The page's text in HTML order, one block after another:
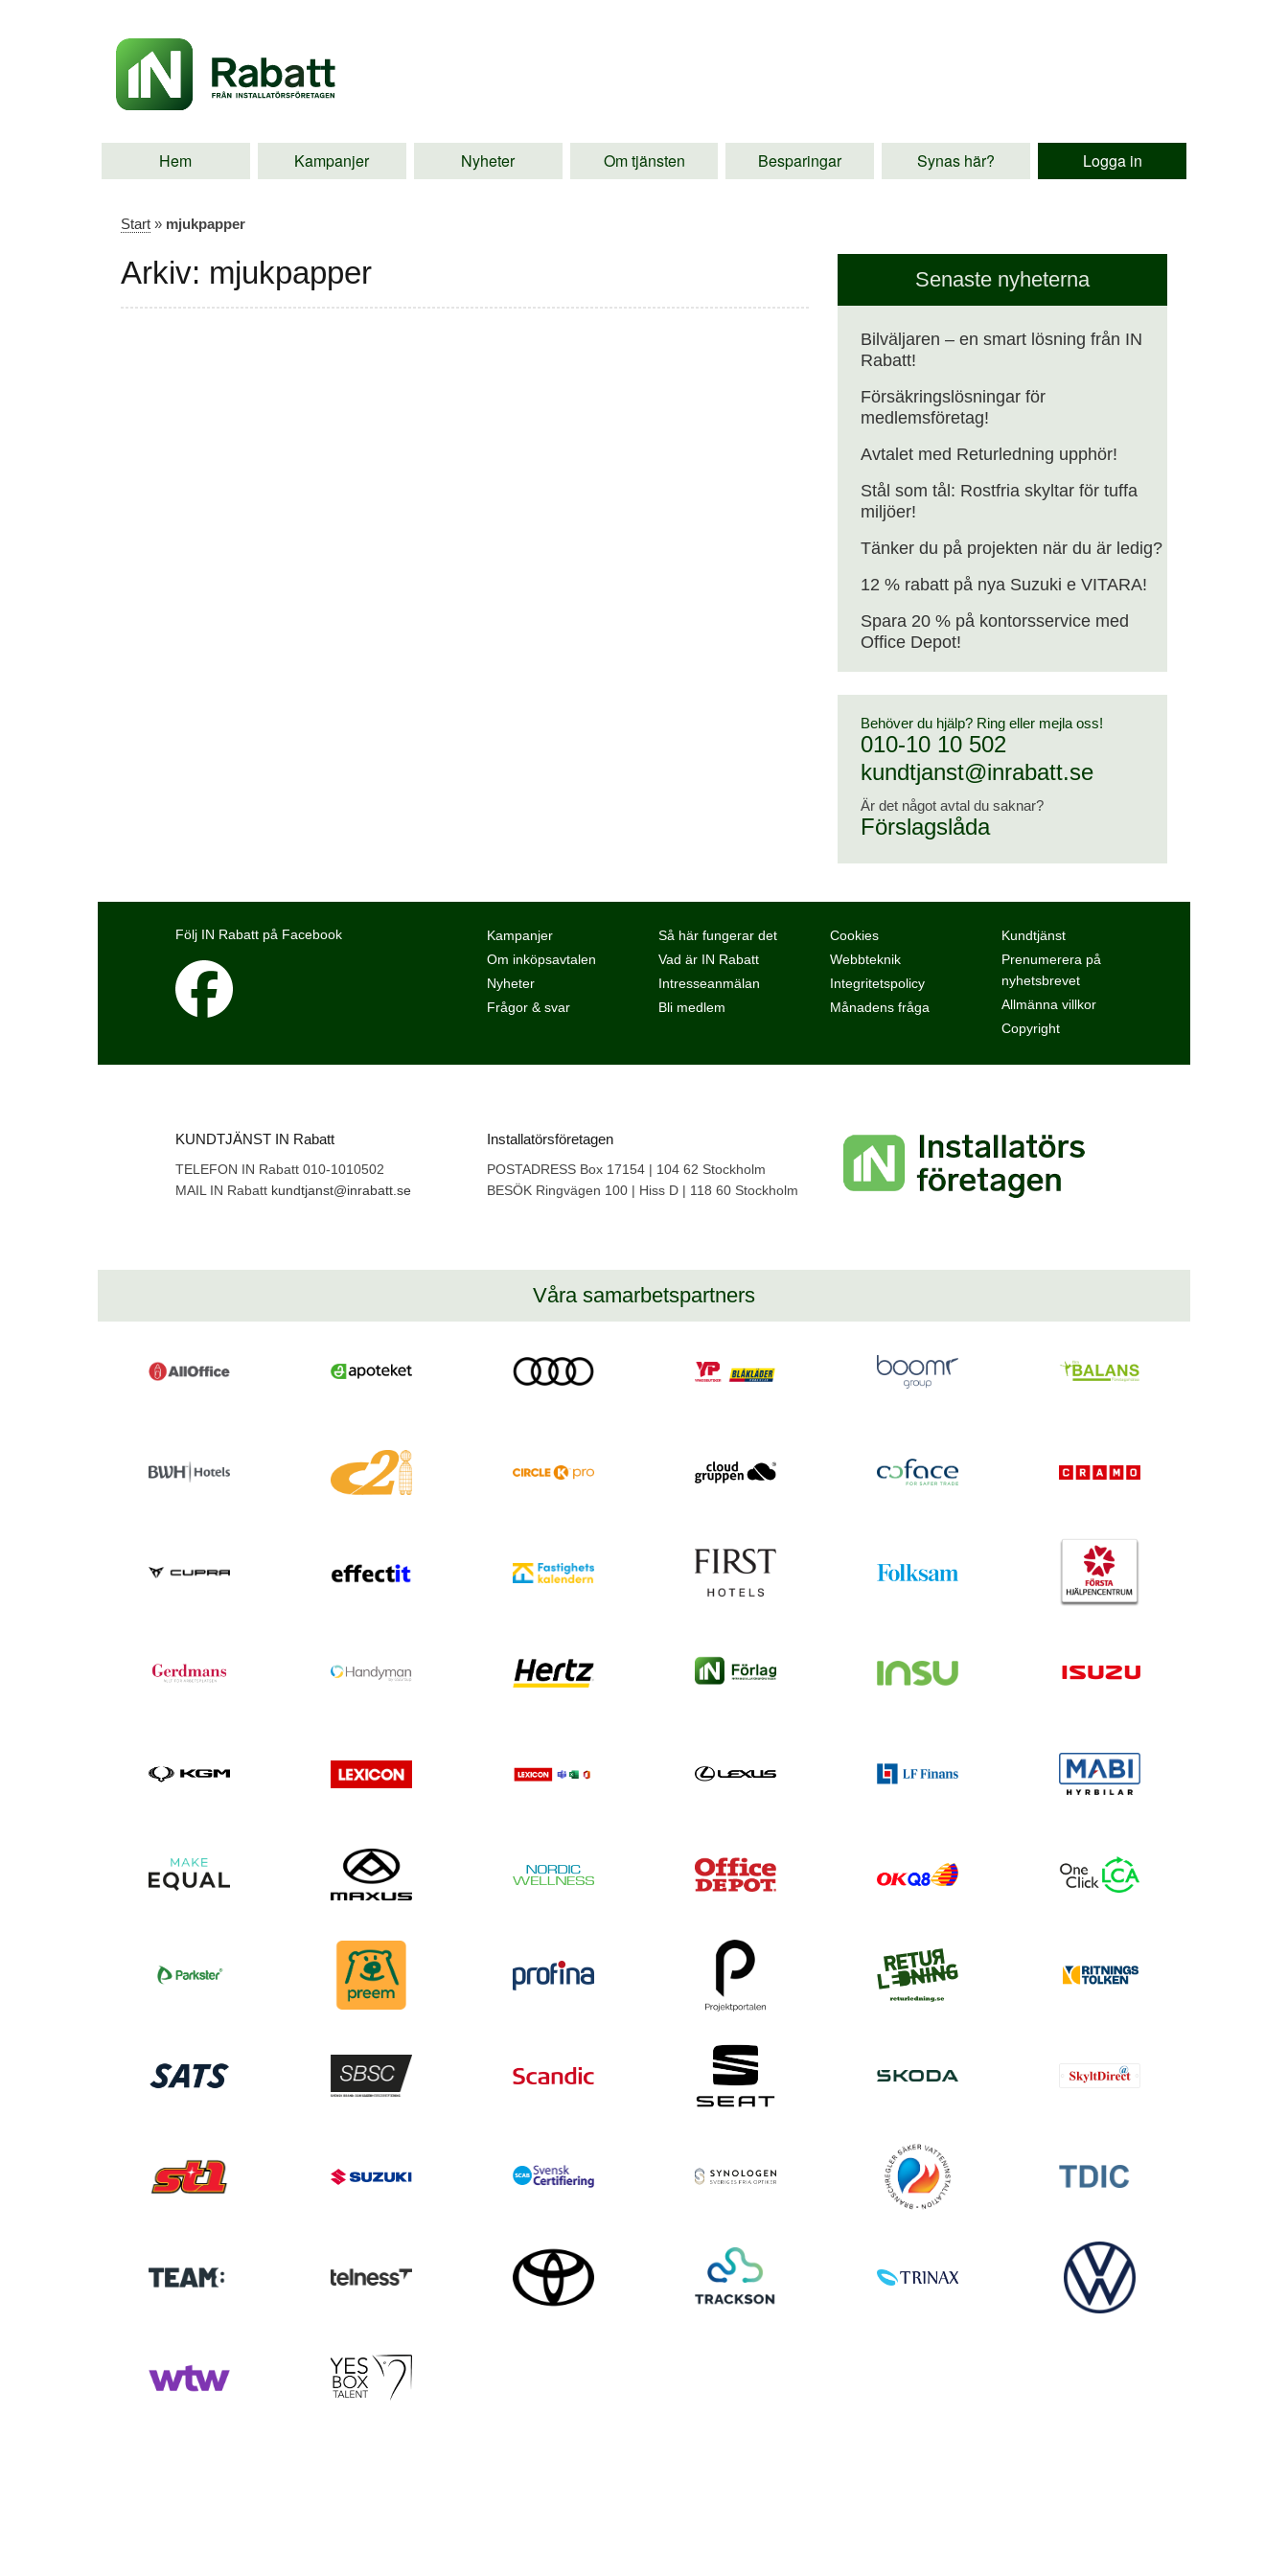
Hem Kampanjer Nyheter Om tjänsten Besparingar Synas här? Logga in
Start » mjukpapper
Arkiv: mjukpapper Senaste nyheterna
Bilväljaren – en smart lösning från IN
Rabatt!
Försäkringslösningar för
medlemsföretag!
Avtalet med Returledning upphör!
Stål som tål: Rostfria skyltar för tuffa
miljöer!
Tänker du på projekten när du är ledig?
12 % rabatt på nya Suzuki e VITARA!
Spara 20 % på kontorsservice med
Office Depot!
Behöver du hjälp? Ring eller mejla oss!
010-10 10 502
kundtjanst@inrabatt.se
Är det något avtal du saknar?
Förslagslåda
Följ IN Rabatt på Facebook
Kampanjer
Om inköpsavtalen
Nyheter
Frågor & svar
Så här fungerar det
Vad är IN Rabatt
Intresseanmälan
Bli medlem
Cookies
Webbteknik
Integritetspolicy
Månadens fråga
Kundtjänst
Prenumerera på
nyhetsbrevet
Allmänna villkor
Copyright
KUNDTJÄNST IN Rabatt
TELEFON IN Rabatt 010-1010502
MAIL IN Rabatt kundtjanst@inrabatt.se
Installatörsföretagen
POSTADRESS Box 17154 | 104 62 Stockholm
BESÖK Ringvägen 100 | Hiss D | 118 60 Stockholm
Våra samarbetspartners